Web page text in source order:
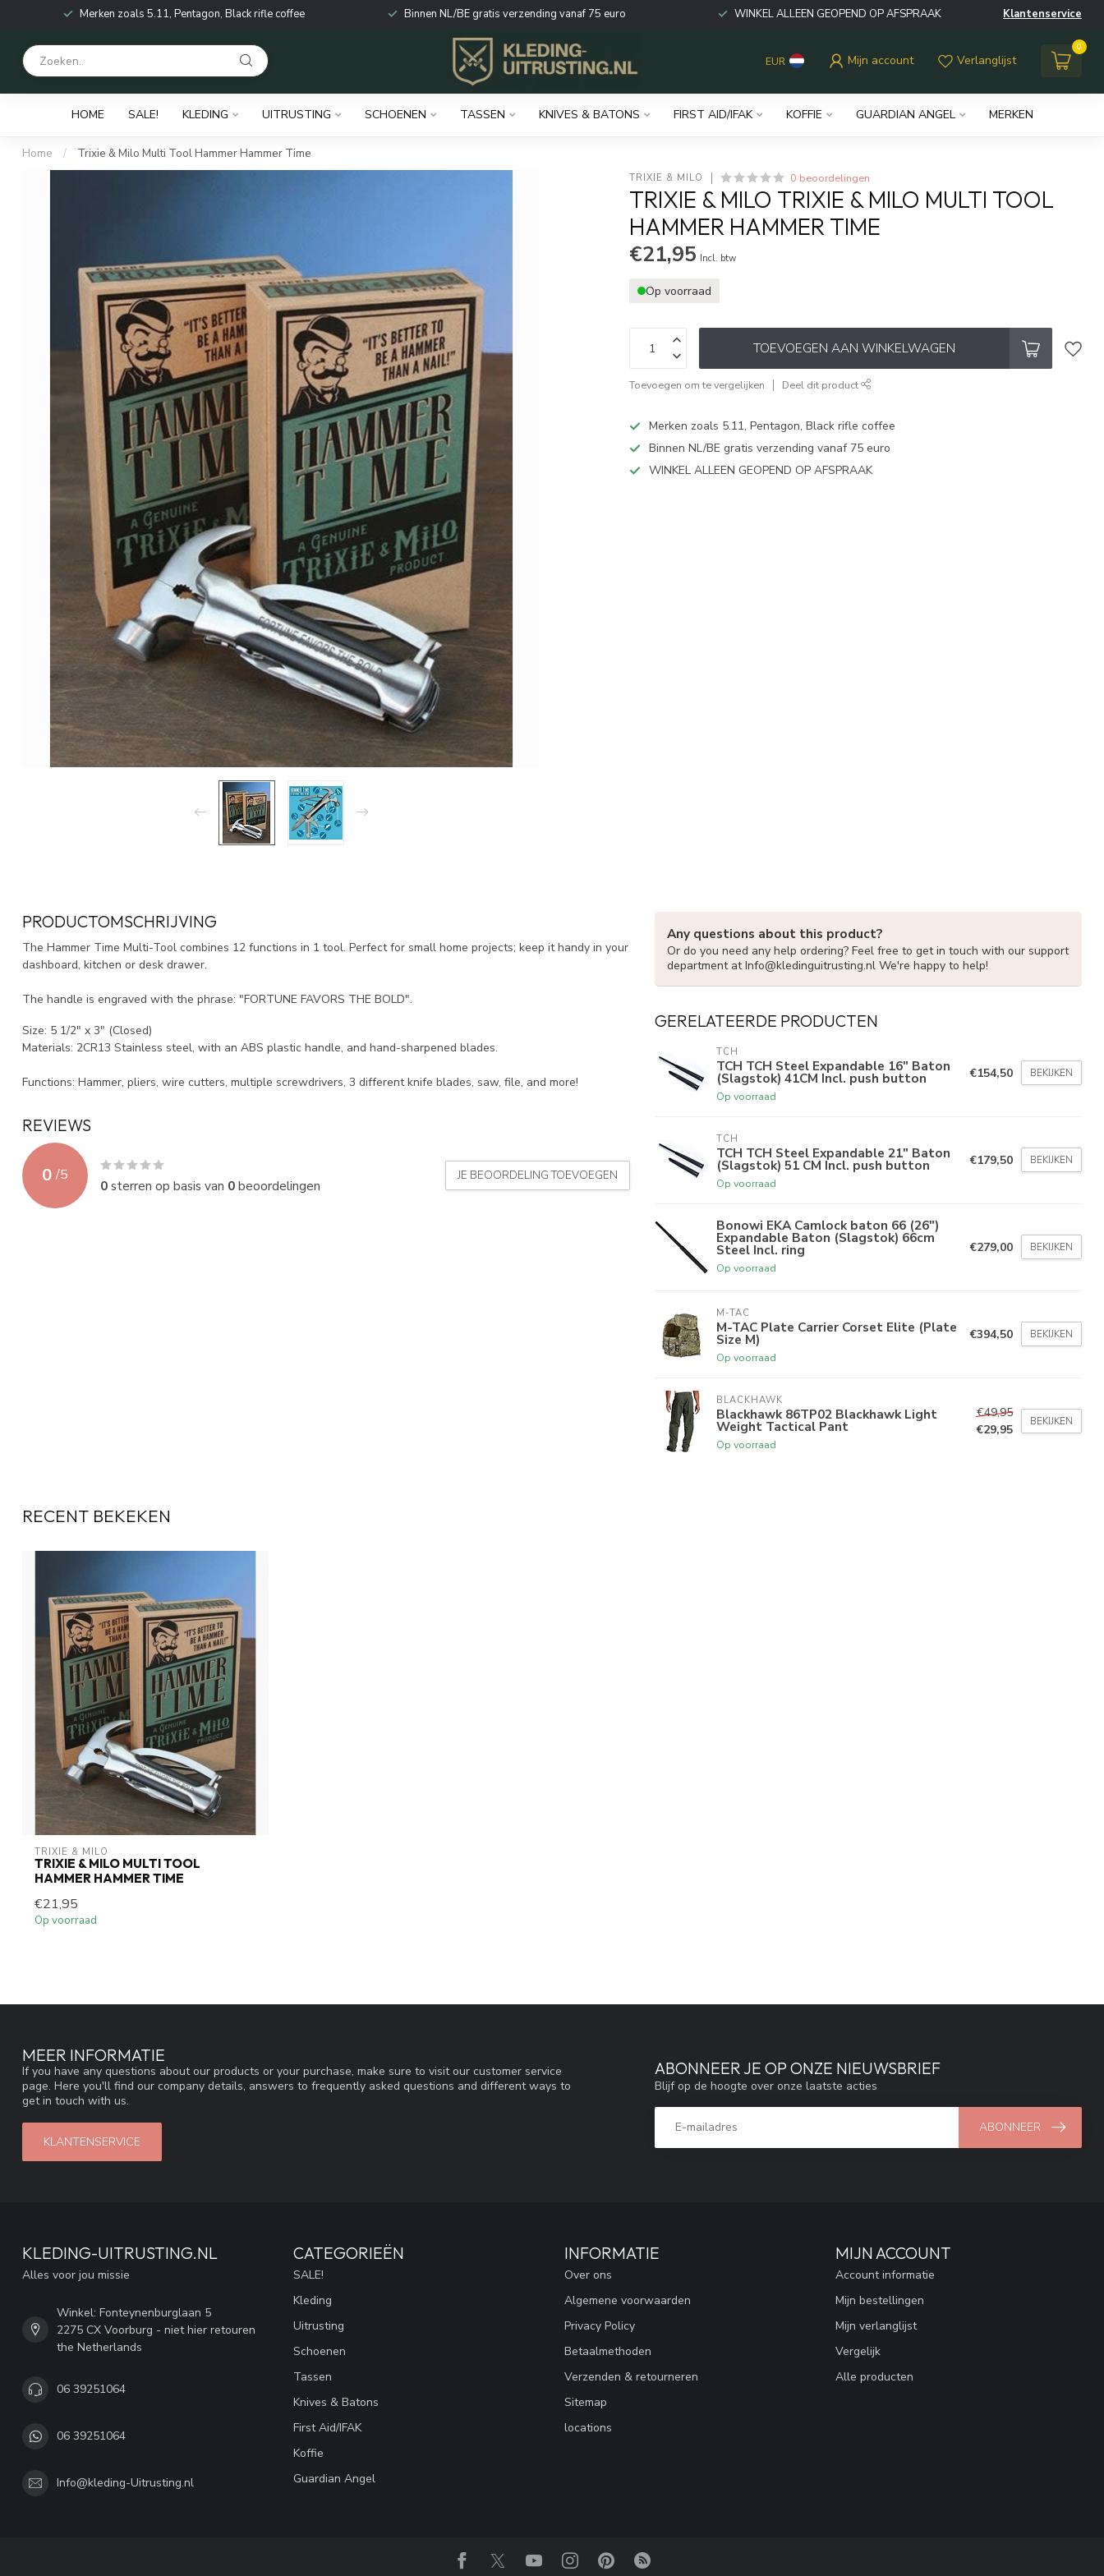
Merken zoals 5.11, Pentagon, Black rifle coffee Binnen NL/BE gratis verzending vanaf 75 euro WINKEL ALLEEN GEOPEND OP AFSPRAAK Klantenservice
EUR Mijn account Verlanglijst
0
HOME SALE! KLEDING UITRUSTING SCHOENEN TASSEN KNIVES & BATONS FIRST AID/IFAK KOFFIE GUARDIAN ANGEL MERKEN
Home / Trixie & Milo Multi Tool Hammer Hammer Time
TRIXIE & MILO 0 beoordelingen
TRIXIE & MILO TRIXIE & MILO MULTI TOOL
HAMMER HAMMER TIME
€21,95 Incl. btw
Op voorraad
TOEVOEGEN AAN WINKELWAGEN
Toevoegen om te vergelijken Deel dit product
Merken zoals 5.11, Pentagon, Black rifle coffee
Binnen NL/BE gratis verzending vanaf 75 euro
WINKEL ALLEEN GEOPEND OP AFSPRAAK
PRODUCTOMSCHRIJVING
The Hammer Time Multi-Tool combines 12 functions in 1 tool. Perfect for small home projects; keep it handy in your
dashboard, kitchen or desk drawer.
The handle is engraved with the phrase: "FORTUNE FAVORS THE BOLD".
Size: 5 1/2" x 3" (Closed)
Materials: 2CR13 Stainless steel, with an ABS plastic handle, and hand-sharpened blades.
Functions: Hammer, pliers, wire cutters, multiple screwdrivers, 3 different knife blades, saw, file, and more!
REVIEWS
0 /5
0sterren op basis van 0beoordelingen
JE BEOORDELING TOEVOEGEN
Any questions about this product?
Or do you need any help ordering? Feel free to get in touch with our support
department atInfo@kledinguitrusting.nl We're happy to help!
GERELATEERDE PRODUCTEN
TCH
TCH TCH Steel Expandable 16" Baton
(Slagstok) 41CM Incl. push button
Op voorraad
€154,50 BEKIJKEN
TCH
TCH TCH Steel Expandable 21" Baton
(Slagstok) 51 CM Incl. push button
Op voorraad
€179,50 BEKIJKEN
Bonowi EKA Camlock baton 66 (26")
Expandable Baton (Slagstok) 66cm
Steel Incl. ring
Op voorraad
€279,00 BEKIJKEN
M-TAC
M-TAC Plate Carrier Corset Elite (Plate
Size M)
Op voorraad
€394,50 BEKIJKEN
BLACKHAWK
Blackhawk 86TP02 Blackhawk Light
Weight Tactical Pant
Op voorraad
€49,95
€29,95
BEKIJKEN
RECENT BEKEKEN
TRIXIE & MILO
TRIXIE & MILO MULTI TOOL
HAMMER HAMMER TIME
€21,95
Op voorraad
MEER INFORMATIE
If you have any questions about our products or your purchase, make sure to visit our customer service
page. Here you'll find our company details, answers to frequently asked questions and different ways to
get in touch with us.
KLANTENSERVICE
ABONNEER JE OP ONZE NIEUWSBRIEF
Blijf op de hoogte over onze laatste acties
ABONNEER
KLEDING-UITRUSTING.NL
Alles voor jou missie
Winkel: Fonteynenburglaan 5
2275 CX Voorburg - niet hier retouren
the Netherlands
06 39251064
06 39251064
Info@kleding-Uitrusting.nl
CATEGORIEËN
SALE!
Kleding
Uitrusting
Schoenen
Tassen
Knives & Batons
First Aid/IFAK
Koffie
Guardian Angel
INFORMATIE
Over ons
Algemene voorwaarden
Privacy Policy
Betaalmethoden
Verzenden & retourneren
Sitemap
locations
MIJN ACCOUNT
Account informatie
Mijn bestellingen
Mijn verlanglijst
Vergelijk
Alle producten